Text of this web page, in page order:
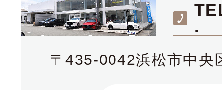
〒435-0042浜松市中央
.